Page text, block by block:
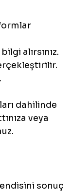
alırsınız.
dahilinde
veya
sonuç